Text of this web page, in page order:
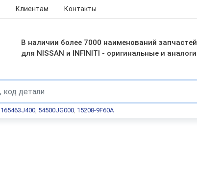
Клиентам Контакты
В наличии более 7000 наименований запчастей
для NISSAN и INFINITI - оригинальные и аналоги
165463J400, 54500JG000, 15208-9F60A